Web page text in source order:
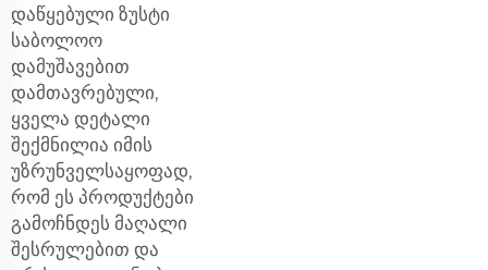
დაწყებული ზუსტი
საბოლოო
დამუშავებით
დამთავრებული,
ყველა დეტალი
შექმნილია იმის
უზრუნველსაყოფად,
რომ ეს პროდუქტები
გამოჩნდეს მაღალი
შესრულებით და